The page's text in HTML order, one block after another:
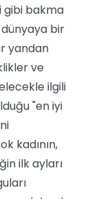
gibi bakma
bir
yandan
ve
ilgili
"en iyi
kadının,
ilk ayları